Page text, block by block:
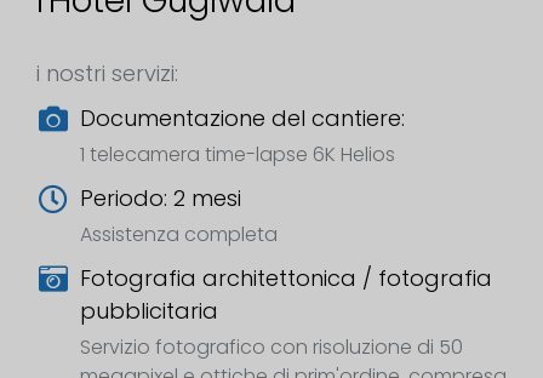
i nostri servizi:
Documentazione del cantiere:
1 telecamera time-lapse 6K Helios
Periodo: 2 mesi
Assistenza completa
Fotografia architettonica / fotografia
pubblicitaria
Servizio fotografico con risoluzione di 50